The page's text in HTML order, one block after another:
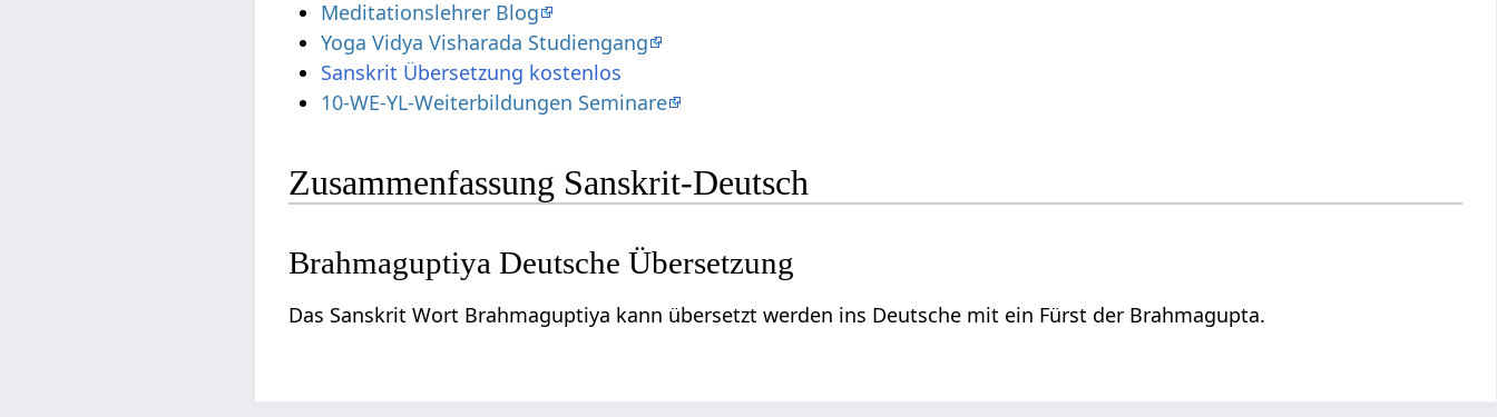
Meditationslehrer Blog
Yoga Vidya Visharada Studiengang
Sanskrit Übersetzung kostenlos
10-WE-YL-Weiterbildungen Seminare
Zusammenfassung Sanskrit-Deutsch
Brahmaguptiya Deutsche Übersetzung
Das Sanskrit Wort Brahmaguptiya kann übersetzt werden ins Deutsche mit ein Fürst der Brahmagupta.